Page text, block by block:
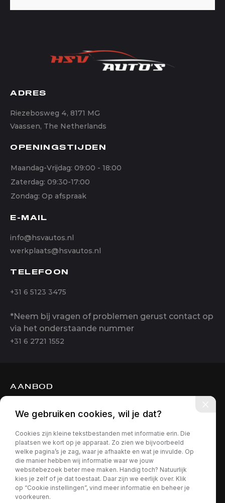
ADRES
Riezebosweg 4, 8171 MG
Vaassen, The Netherlands
OPENINGSTIJDEN
Maandag-Vrijdag: 09:00 - 18:00
Zaterdag: 09:30-17:00
Zondag: Op afspraak
E-MAIL
info@hsvautos.nl
werkplaats@hsvautos.nl
TELEFOON
+31 6 5123 3475
*Neem bij vragen of problemen gerust contact op
via het onderstaande nummer
+31 6 2721 1552
AANBOD
OVER ONS
CONTACT
We gebruiken cookies, wil je dat?
Cookies zijn kleine tekstbestanden met informatie erin. Die
plaatsen we kort op je apparaat. Zo zien we bijvoorbeeld
welke pagina’s je zag, waar je afhaakte en wat je invulde. Op
die manier hebben wij informatie waar we jouw
websitebezoek beter mee maken. Handig toch? Natuurlijk
kies je zelf of je dat toestaat. Daar zijn we eerlijk over. Klik
op “Cookie instellingen”, vind meer informatie en beheer je
voorkeuren.